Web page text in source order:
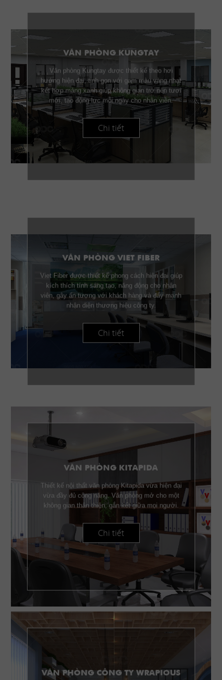
VĂN PHÒNG KUNGTAY
Văn phòng Kungtay được thiết kế theo hơi
hướng hiện đại, tinh gọn với gam màu vàng nhạt
kết hợp mảng xanh giúp không gian trở nên tươi
mới, tạo động lực mỗi ngày cho nhân viên.
Chi tiết
VĂN PHÒNG VIET FIBER
Viet Fiber được thiết kế phong cách hiện đại giúp
kích thích tính sáng tạo, năng động cho nhân
viên, gây ấn tượng với khách hàng và đẩy mạnh
nhận diện thương hiệu công ty.
Chi tiết
VĂN PHÒNG KITAPIDA
Thiết kế nội thất văn phòng Kitapida vừa hiện đại
vừa đầy đủ công năng. Văn phòng mở cho một
không gian thân thiện, gắn kết giữa mọi người.
Chi tiết
VĂN PHÒNG CÔNG TY WRAPIOUS